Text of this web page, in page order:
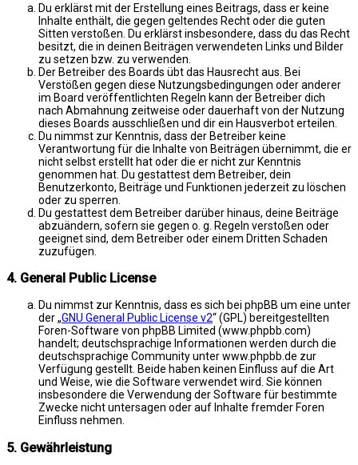
Du erklärst mit der Erstellung eines Beitrags, dass er keine
Inhalte enthält, die gegen geltendes Recht oder die guten
Sitten verstoßen. Du erklärst insbesondere, dass du das Recht
besitzt, die in deinen Beiträgen verwendeten Links und Bilder
zu setzen bzw. zu verwenden.
Der Betreiber des Boards übt das Hausrecht aus. Bei
Verstößen gegen diese Nutzungsbedingungen oder anderer
im Board veröffentlichten Regeln kann der Betreiber dich
nach Abmahnung zeitweise oder dauerhaft von der Nutzung
dieses Boards ausschließen und dir ein Hausverbot erteilen.
Du nimmst zur Kenntnis, dass der Betreiber keine
Verantwortung für die Inhalte von Beiträgen übernimmt, die er
nicht selbst erstellt hat oder die er nicht zur Kenntnis
genommen hat. Du gestattest dem Betreiber, dein
Benutzerkonto, Beiträge und Funktionen jederzeit zu löschen
oder zu sperren.
Du gestattest dem Betreiber darüber hinaus, deine Beiträge
abzuändern, sofern sie gegen o. g. Regeln verstoßen oder
geeignet sind, dem Betreiber oder einem Dritten Schaden
zuzufügen.
4. General Public License
Du nimmst zur Kenntnis, dass es sich bei phpBB um eine unter
der „GNU General Public License v2“ (GPL) bereitgestellten
Foren-Software von phpBB Limited (www.phpbb.com)
handelt; deutschsprachige Informationen werden durch die
deutschsprachige Community unter www.phpbb.de zur
Verfügung gestellt. Beide haben keinen Einfluss auf die Art
und Weise, wie die Software verwendet wird. Sie können
insbesondere die Verwendung der Software für bestimmte
Zwecke nicht untersagen oder auf Inhalte fremder Foren
Einfluss nehmen.
5. Gewährleistung